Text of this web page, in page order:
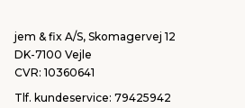
jem & fix A/S, Skomagervej 12
DK-7100 Vejle
CVR: 10360641
Tlf. kundeservice: 79425942